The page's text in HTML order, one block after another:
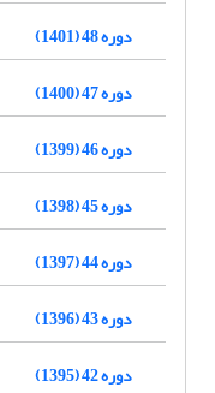
دوره 48 (1401)
دوره 47 (1400)
دوره 46 (1399)
دوره 45 (1398)
دوره 44 (1397)
دوره 43 (1396)
دوره 42 (1395)